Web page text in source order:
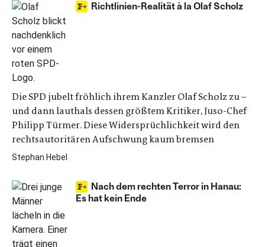
Richtlinien-Realität à la Olaf Scholz
Die SPD jubelt fröhlich ihrem Kanzler Olaf Scholz zu –
und dann lauthals dessen größtem Kritiker, Juso-Chef
Philipp Türmer. Diese Widersprüchlichkeit wird den
rechtsautoritären Aufschwung kaum bremsen
Stephan Hebel
Nach dem rechten Terror in Hanau:
Es hat kein Ende